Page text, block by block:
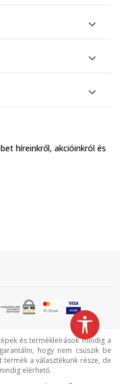
híreinkről, akcióinkról és
és termékleírások mindig a
hogy nem csúszik be
a választékunk része, de
elérhető.